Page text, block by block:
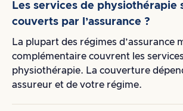
Les services de physiothérapie
couverts par l’assurance ?
La plupart des régimes d’assurance
complémentaire couvrent les
physiothérapie. La couverture
assureur et de votre régime.